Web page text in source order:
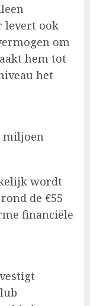
levert ook
om
hem tot
het
miljoen
wordt
de €55
financiële